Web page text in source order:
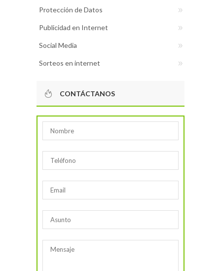
Protección de Datos
Publicidad en Internet
Social Media
Sorteos en internet
CONTÁCTANOS